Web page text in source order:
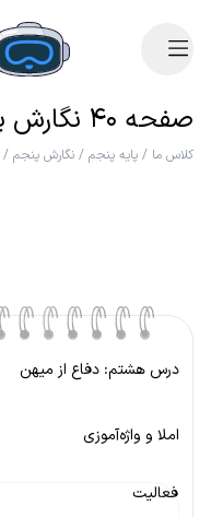
صفحه ۴۰ نگارش پنجم
کلاس ما / پایه پنجم / نگارش پنجم /
درس هشتم: دفاع از میهن
املا و واژه‌آموزی
فعالیت